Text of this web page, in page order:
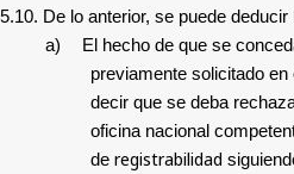
5.10. De lo anterior, se puede deducir
a)
El hecho de que se
previamente solicitado
decir que se deba
oficina nacional
de registrabilidad